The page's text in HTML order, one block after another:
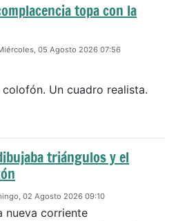
topa con la
05 Agosto 2026 07:56
Un cuadro realista.
triángulos y el
02 Agosto 2026 09:10
nueva corriente